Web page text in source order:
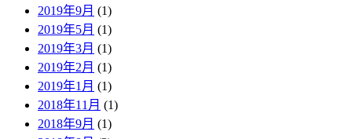
2019年9月 (1)
2019年5月 (1)
2019年3月 (1)
2019年2月 (1)
2019年1月 (1)
2018年11月 (1)
2018年9月 (1)